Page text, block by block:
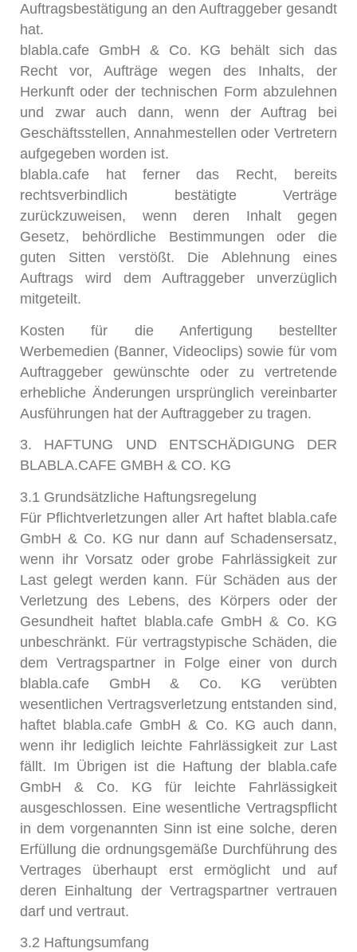
Auftragsbestätigung an den Auftraggeber gesandt
hat.
blabla.cafe GmbH & Co. KG behält sich das
Recht vor, Aufträge wegen des Inhalts, der
Herkunft oder der technischen Form abzulehnen
und zwar auch dann, wenn der Auftrag bei
Geschäftsstellen, Annahmestellen oder Vertretern
aufgegeben worden ist.
blabla.cafe hat ferner das Recht, bereits
rechtsverbindlich bestätigte Verträge
zurückzuweisen, wenn deren Inhalt gegen
Gesetz, behördliche Bestimmungen oder die
guten Sitten verstößt. Die Ablehnung eines
Auftrags wird dem Auftraggeber unverzüglich
mitgeteilt.
Kosten für die Anfertigung bestellter
Werbemedien (Banner, Videoclips) sowie für vom
Auftraggeber gewünschte oder zu vertretende
erhebliche Änderungen ursprünglich vereinbarter
Ausführungen hat der Auftraggeber zu tragen.
3. HAFTUNG UND ENTSCHÄDIGUNG DER
BLABLA.CAFE GMBH & CO. KG
3.1 Grundsätzliche Haftungsregelung
Für Pflichtverletzungen aller Art haftet blabla.cafe
GmbH & Co. KG nur dann auf Schadensersatz,
wenn ihr Vorsatz oder grobe Fahrlässigkeit zur
Last gelegt werden kann. Für Schäden aus der
Verletzung des Lebens, des Körpers oder der
Gesundheit haftet blabla.cafe GmbH & Co. KG
unbeschränkt. Für vertragstypische Schäden, die
dem Vertragspartner in Folge einer von durch
blabla.cafe GmbH & Co. KG verübten
wesentlichen Vertragsverletzung entstanden sind,
haftet blabla.cafe GmbH & Co. KG auch dann,
wenn ihr lediglich leichte Fahrlässigkeit zur Last
fällt. Im Übrigen ist die Haftung der blabla.cafe
GmbH & Co. KG für leichte Fahrlässigkeit
ausgeschlossen. Eine wesentliche Vertragspflicht
in dem vorgenannten Sinn ist eine solche, deren
Erfüllung die ordnungsgemäße Durchführung des
Vertrages überhaupt erst ermöglicht und auf
deren Einhaltung der Vertragspartner vertrauen
darf und vertraut.
3.2 Haftungsumfang